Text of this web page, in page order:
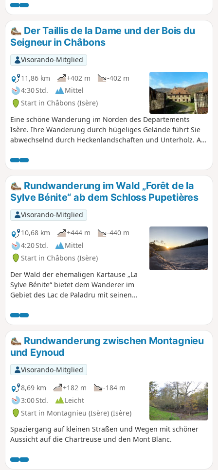
Gipfel von Belledonne sowie den Taillefer und den Dévoluy
bis zu den Gipfeln im Osten des Vercors reicht. Die Strecke
weist keine besonderen Schwierigkeiten auf.
Der Taillis de la Dame und der Bois du
Seigneur in Châbons
Visorando-Mitglied
11,86 km
+402 m
-402 m
4:30 Std.
Mittel
Start in Châbons (Isère)
Eine schöne Wanderung im Norden des Departements
Isère. Ihre Wanderung durch hügeliges Gelände führt Sie
abwechselnd durch Heckenlandschaften und Unterholz. Auf
befürchten (außer einem unbewachten Bahnübergang, den
Sie überqueren müssen...).
Rundwanderung im Wald „Forêt de la
Sylve Bénite“ ab dem Schloss Pupetières
Visorando-Mitglied
10,68 km
+444 m
-440 m
4:20 Std.
Mittel
Start in Châbons (Isère)
Der Wald der ehemaligen Kartause „La
Sylve Bénite“ bietet dem Wanderer im
Gebiet des Lac de Paladru mit seinen
Aussichtspunkten ein
abwechslungsreiches Terrain. Die
vorgeschlagene Rundwanderung führt
vom Westhang (Virieu) hinauf zum
Aufstieg auf den Osthang, wechselt
dann auf den Osthang und führt über
die Bergrücken zurück. Dank der
geringen Höhe ist die Wanderung zu
jeder Jahreszeit möglich, auch nach
Schneefall.
Rundwanderung zwischen Montagnieu
und Eynoud
Visorando-Mitglied
8,69 km
+182 m
-184 m
3:00 Std.
Leicht
Start in Montagnieu (Isère) (Isère)
Spaziergang auf kleinen Straßen und Wegen mit schöner
Aussicht auf die Chartreuse und den Mont Blanc.